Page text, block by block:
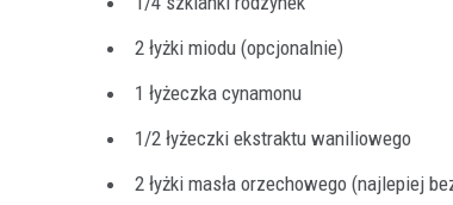
2 łyżki miodu (opcjonalnie)
1 łyżeczka cynamonu
1/2 łyżeczki ekstraktu waniliowego
2 łyżki masła orzechowego (najlepiej